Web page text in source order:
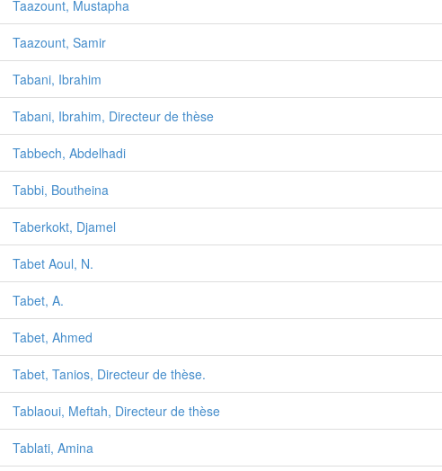
Taazount, Mustapha
Taazount, Samir
Tabani, Ibrahim
Tabani, Ibrahim, Directeur de thèse
Tabbech, Abdelhadi
Tabbi, Boutheina
Taberkokt, Djamel
Tabet Aoul, N.
Tabet, A.
Tabet, Ahmed
Tabet, Tanios, Directeur de thèse.
Tablaoui, Meftah, Directeur de thèse
Tablati, Amina